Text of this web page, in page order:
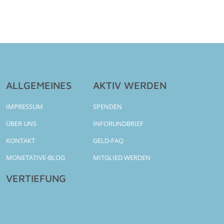
ALLGEMEINES
IMPRESSUM
ÜBER UNS
KONTAKT
MONETATIVE-BLOG
AKTIV WERDEN
SPENDEN
INFORUNDBRIEF
GELD-FAQ
MITGLIED WERDEN
VERTIEFUNG